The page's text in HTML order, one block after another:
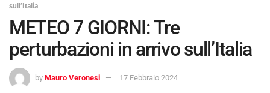
sull’Italia
METEO 7 GIORNI: Tre
perturbazioni in arrivo sull’Italia
by Mauro Veronesi 17 Febbraio 2024